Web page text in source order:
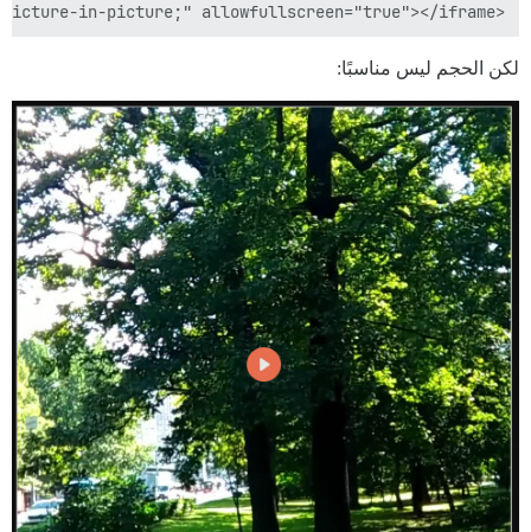
<iframe src="https://iframe.mediadelivery.net/embed/3639/01bea422-9687-4058-9fcc-2b21dee6df2a?autoplay=false&preload=false" loading="lazy" width="1280" height="720" style="border: none;" allow="accelerometer; gyroscope; autoplay; encrypted-media; picture-in-picture;" allowfullscreen="true"></iframe>
لكن الحجم ليس مناسبًا: